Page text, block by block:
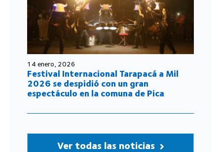
14 enero, 2026
Festival Internacional Tarapacá a Mil
2026 se despidió con un gran
espectáculo en la comuna de Pica
Ver todas las noticias